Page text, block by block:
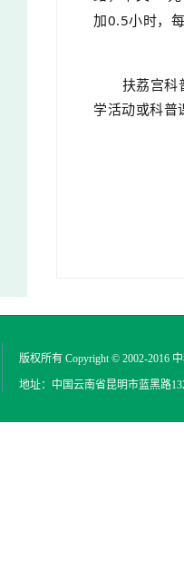
加0.5小时，
扶荔宫科普
学活动或科普
版权所有 Copyright © 2002-2016
地址：中国云南省昆明市蓝黑路